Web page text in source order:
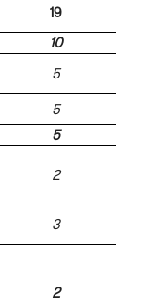
19
10
5
5
5
2
3
2